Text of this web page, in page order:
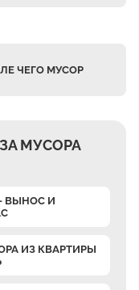
ЧЕГО МУСОР
МУСОРА
ВЫНОС И
ИЗ КВАРТИРЫ